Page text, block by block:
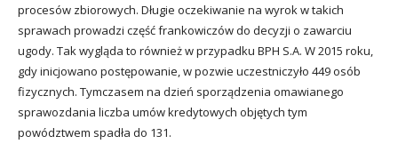
procesów zbiorowych. Długie oczekiwanie na wyrok w takich
sprawach prowadzi część frankowiczów do decyzji o zawarciu
ugody. Tak wygląda to również w przypadku BPH S.A. W 2015 roku,
gdy inicjowano postępowanie, w pozwie uczestniczyło 449 osób
fizycznych. Tymczasem na dzień sporządzenia omawianego
sprawozdania liczba umów kredytowych objętych tym
powództwem spadła do 131.